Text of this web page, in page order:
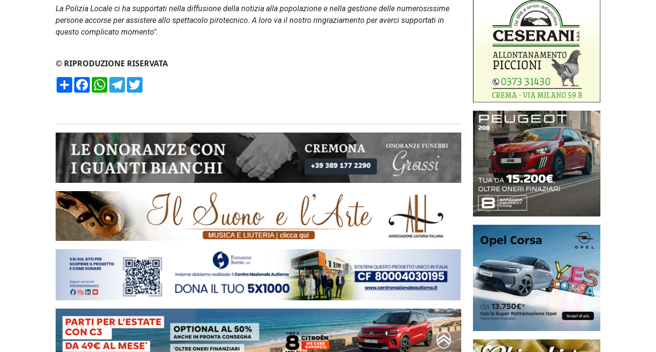
La Polizia Locale ci ha supportati nella diffusione della notizia alla popolazione e nella gestione delle numerosissime
persone accorse per assistere allo spettacolo pirotecnico. A loro va il nostro ringraziamento per averci supportati in
questo complicato momento".
© RIPRODUZIONE RISERVATA
CondividiFacebookWhatsApp
Telegram